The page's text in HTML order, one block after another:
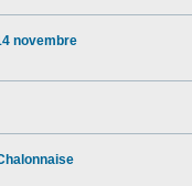
novembre